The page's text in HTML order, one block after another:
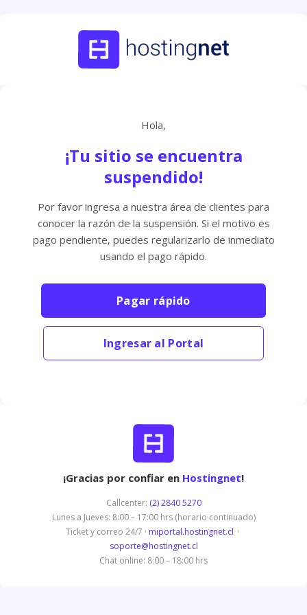
Hola,
¡Tu sitio se encuentra
suspendido!
Por favor ingresa a nuestra área de clientes para
conocer la razón de la suspensión. Si el motivo es
pago pendiente, puedes regularizarlo de inmediato
usando el pago rápido.
Pagar rápido
Ingresar al Portal
¡Gracias por confiar en Hostingnet!
Callcenter: (2) 2840 5270
Lunes a Jueves: 8:00 – 17:00 hrs (horario continuado)
Ticket y correo 24/7 · miportal.hostingnet.cl ·
soporte@hostingnet.cl
Chat online: 8:00 – 18:00 hrs